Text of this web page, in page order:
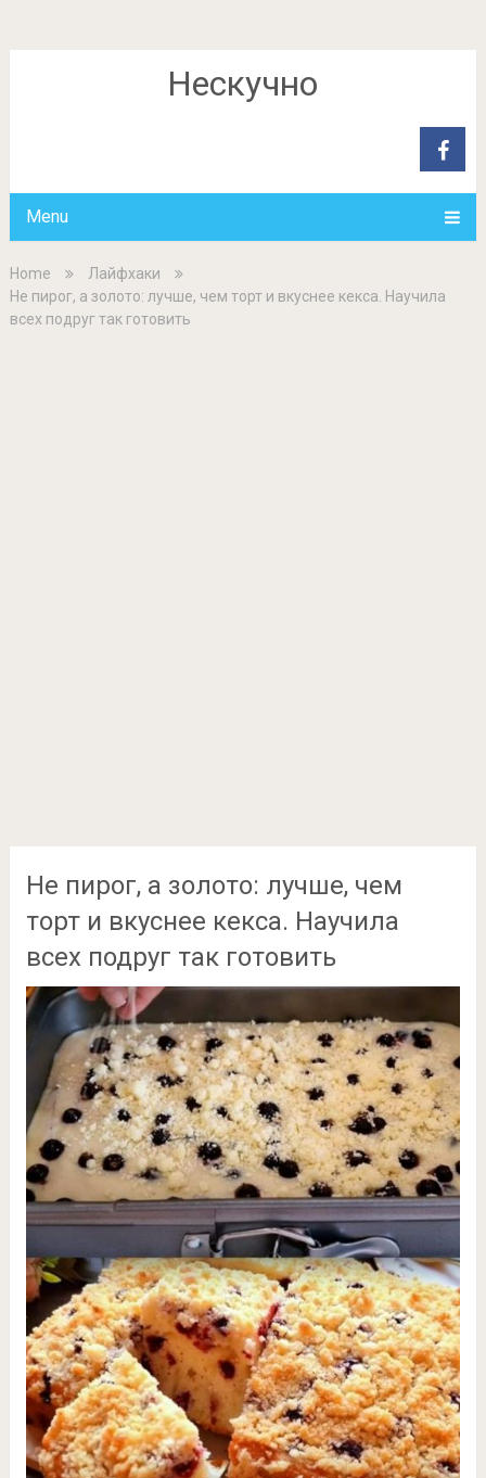
Нескучно
Menu
Home
Лайфхаки
Не пирог, а золото: лучше, чем торт и вкуснее кекса. Научила
всех подруг так готовить
Не пирог, а золото: лучше, чем
торт и вкуснее кекса. Научила
всех подруг так готовить